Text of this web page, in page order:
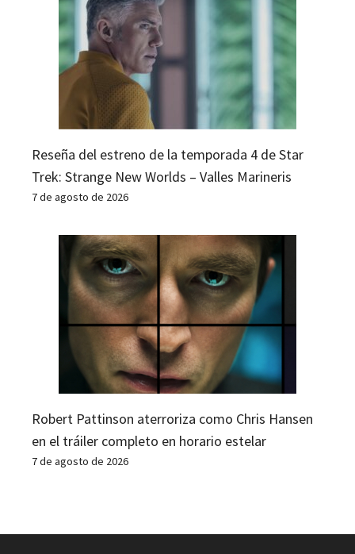
Reseña del estreno de la temporada 4 de Star
Trek: Strange New Worlds – Valles Marineris
7 de agosto de 2026
Robert Pattinson aterroriza como Chris Hansen
en el tráiler completo en horario estelar
7 de agosto de 2026